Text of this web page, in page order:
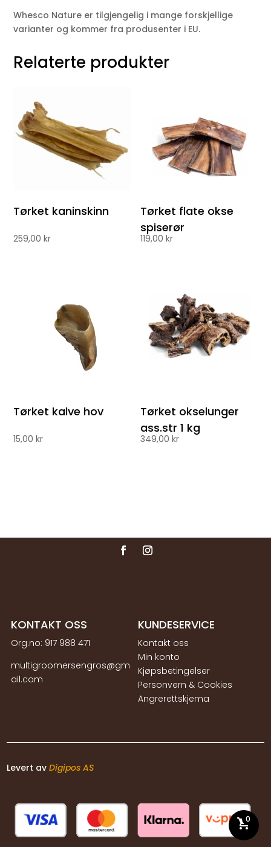
shopping_cart
0
Whesco Nature er tilgjengelig i mange forskjellige
varianter og kommer fra produsenter i EU.
Relaterte produkter
Tørket kaninskinn
259,00kr
Tørket flate okse
spiserør
119,00kr
Tørket kalve hov
15,00kr
Tørket okselunger
ass.str 1 kg
349,00kr
KONTAKT OSS
Org.no: 917 988 471
multigroomersengros@gm
ail.com
KUNDESERVICE
Kontakt oss
Min konto
Kjøpsbetingelser
Personvern & Cookies
Angrerettskjema
Levert avDigipos AS